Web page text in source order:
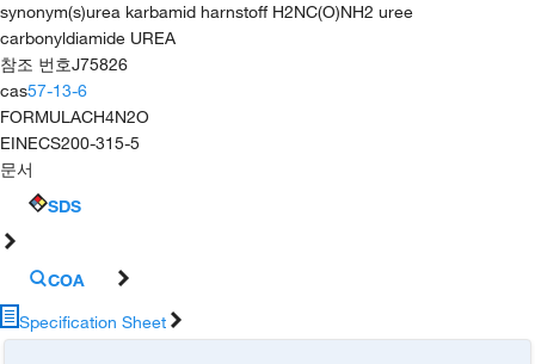
synonym(s)urea karbamid harnstoff H2NC(O)NH2 uree
carbonyldiamide UREA
참조 번호J75826
cas57-13-6
FORMULACH4N2O
EINECS200-315-5
문서
SDS
COA
Specification Sheet